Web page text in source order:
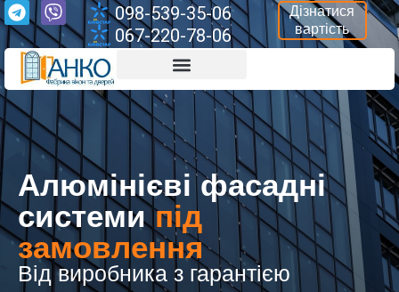
098-539-35-06
067-220-78-06
Дізнатися
вартість
Алюмінієві фасадні
системипід
замовлення
Від виробника з гарантією